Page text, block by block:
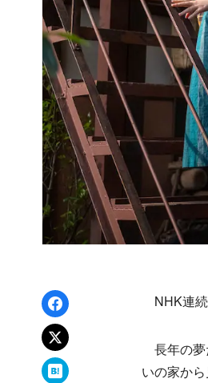
Facebookでシェア
xでポスト
はてなブックマーク
NHK連続
長年の夢
いの家か